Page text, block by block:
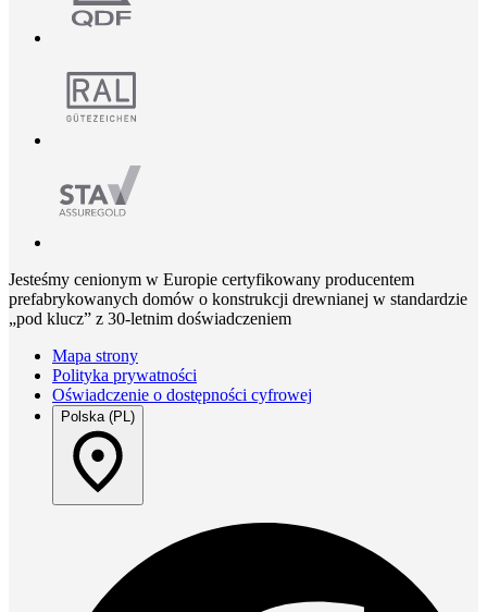
Jesteśmy cenionym w Europie certyfikowany producentem
prefabrykowanych domów o konstrukcji drewnianej w standardzie
„pod klucz” z 30-letnim doświadczeniem
Mapa strony
Polityka prywatności
Oświadczenie o dostępności cyfrowej
Polska (PL)